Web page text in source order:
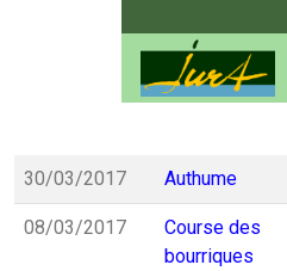
30/03/2017 Authume
08/03/2017
Course des
bourriques